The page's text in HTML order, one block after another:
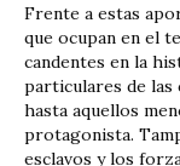
Frente a estas
que ocupan en el
candentes en la
particulares de las
hasta aquellos
protagonista.
esclavos y los